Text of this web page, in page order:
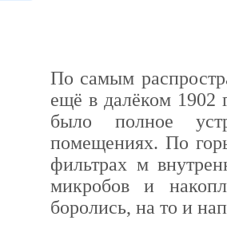
По самым
ещё в далёком 1902
было полное
помещениях. По
фильтрах м
микробов и
боролись, на то и